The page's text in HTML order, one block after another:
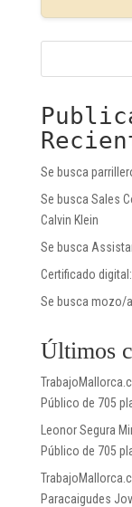
Se busca
Se busca Sales
Calvin Klein
Se busca
Certificado
Se busca mozo/
Últimos
Público de 705
Leonor Segura
Público de 705
Paracaigudes